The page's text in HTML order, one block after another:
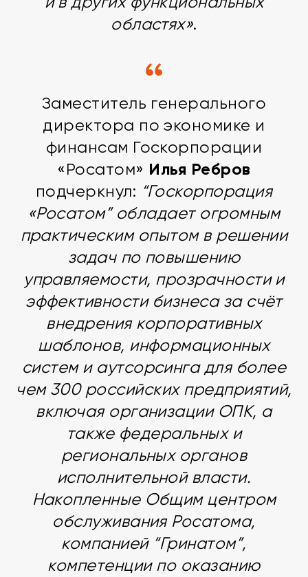
областях».
Заместитель генерального
директора по экономике и
финансам Госкорпорации
«Росатом» Илья Ребров
подчеркнул: “Госкорпорация
«Росатом” обладает огромным
практическим опытом в решении
задач по повышению
управляемости, прозрачности и
эффективности бизнеса за счёт
внедрения корпоративных
шаблонов, информационных
систем и аутсорсинга для более
чем 300 российских предприятий,
включая организации ОПК, а
также федеральных и
региональных органов
исполнительной власти.
Накопленные Общим центром
обслуживания Росатома,
компанией “Гринатом”,
компетенции по оказанию